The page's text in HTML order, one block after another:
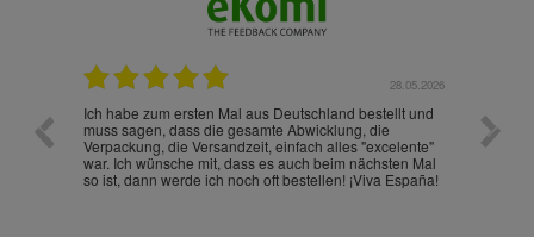
28.05.2026
Ich habe zum ersten Mal aus Deutschland bestellt und
muss sagen, dass die gesamte Abwicklung, die
Verpackung, die Versandzeit, einfach alles "excelente"
war. Ich wünsche mit, dass es auch beim nächsten Mal
so ist, dann werde ich noch oft bestellen! ¡Viva España!
Die
gut
ist